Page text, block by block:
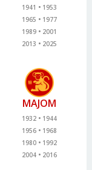
1941
1953
1965
1977
1989
2001
2013
2025
MAJOM
1932
1944
1956
1968
1980
1992
2004
2016